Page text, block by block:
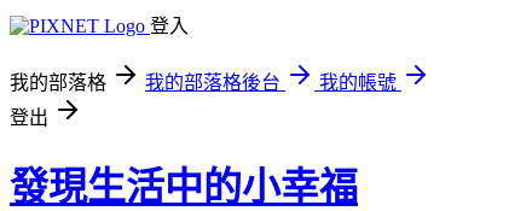
登入
我的部落格 我的部落格後台
我的帳號
登出
發現生活中的小幸福